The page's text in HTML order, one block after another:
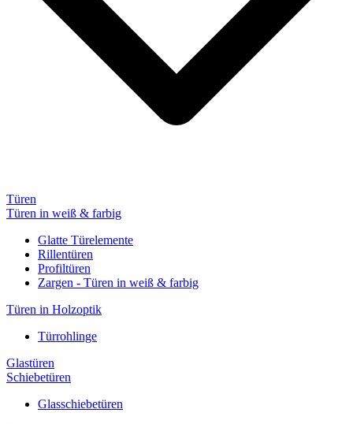
Türen
Türen in weiß & farbig
Glatte Türelemente
Rillentüren
Profiltüren
Zargen - Türen in weiß & farbig
Türen in Holzoptik
Türrohlinge
Glastüren
Schiebetüren
Glasschiebetüren